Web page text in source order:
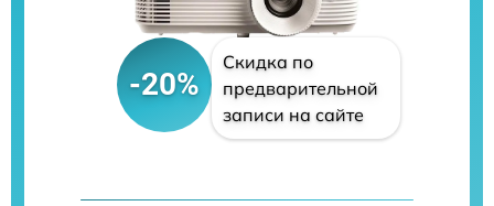
-20%
Скидка по
предварительной
записи на сайте